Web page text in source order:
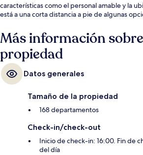
características como el personal amable y la
está a una corta distancia a pie de algunas
Estación de metro de Place d’Armes está a 9
Más información
propiedad
Datos generales
Tamaño de la propiedad
168 departamentos
Check-in/check-out
Inicio de check-in: 16:00. Fin de
del día